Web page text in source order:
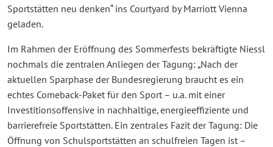
Sportstätten neu denken“ ins Courtyard by Marriott Vienna
geladen.
Im Rahmen der Eröffnung des Sommerfests bekräftigte Niessl
nochmals die zentralen Anliegen der Tagung: „Nach der
aktuellen Sparphase der Bundesregierung braucht es ein
echtes Comeback-Paket für den Sport – u.a. mit einer
Investitionsoffensive in nachhaltige, energieeffiziente und
barrierefreie Sportstätten. Ein zentrales Fazit der Tagung: Die
Öffnung von Schulsportstätten an schulfreien Tagen ist –